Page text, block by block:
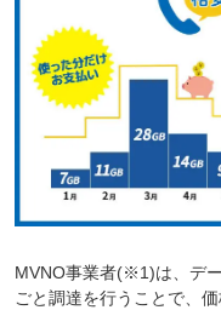
MVNO事業者(※1)は、デ
ごと調達を行うことで、